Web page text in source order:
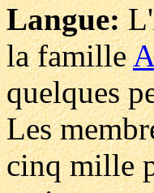
Langue:
la famille
quelques
Les
cinq mille